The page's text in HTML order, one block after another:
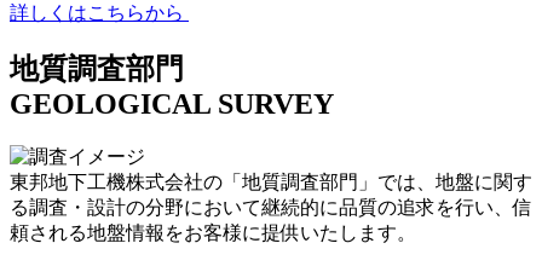
詳しくはこちらから
地質調査部門
GEOLOGICAL SURVEY
東邦地下工機株式会社の「地質調査部門」では、地盤に関す
る調査・設計の分野において継続的に品質の追求を行い、信
頼される地盤情報をお客様に提供いたします。